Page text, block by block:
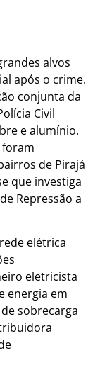
alvos
após o crime.
conjunta da
Civil
e alumínio.
foram
de Pirajá
que investiga
Repressão a
elétrica
eletricista
energia em
sobrecarga